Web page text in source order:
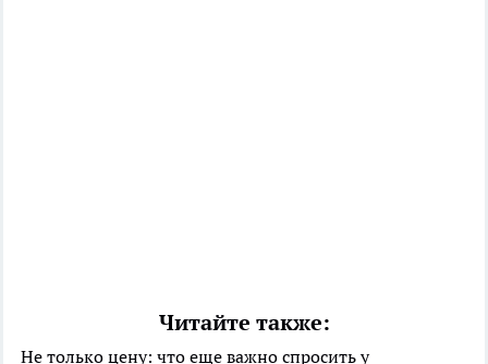
Читайте также:
Не только цену: что еще важно спросить у